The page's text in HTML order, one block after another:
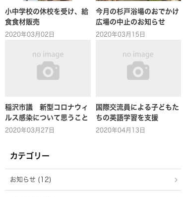
小中学校の休校を受け、給
食食材販売
2020年03月02日
今月の杉戸浴場のおでかけ
広場の中止のお知らせ
2020年03月15日
稲沢市議 新型コロナウィ
ルス感染について思うこと
2020年03月27日
国際交流員による子どもた
ちの英語学習を支援
2020年04月13日
カテゴリー
お知らせ (12)